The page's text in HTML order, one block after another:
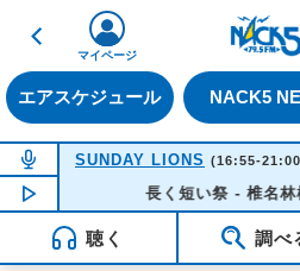
戻る
エアスケジュール NACK5
マイページ
NOW ON AIR
SUNDAY LIONS (16:55-
NOW PLAYING16:35
長く短い祭 - 椎名林檎
聴く 調べ